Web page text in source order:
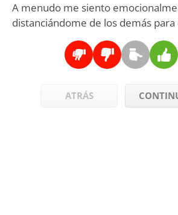
A menudo me siento
distanciándome de los demás
ATRÁS